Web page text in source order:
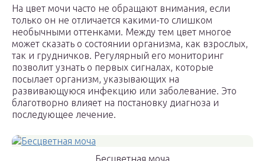
На цвет мочи часто не обращают внимания, если
только он не отличается какими-то слишком
необычными оттенками. Между тем цвет многое
может сказать о состоянии организма, как взрослых,
так и грудничков. Регулярный его мониторинг
позволит узнать о первых сигналах, которые
посылает организм, указывающих на
развивающуюся инфекцию или заболевание. Это
благотворно влияет на постановку диагноза и
последующее лечение.
Бесцветная моча